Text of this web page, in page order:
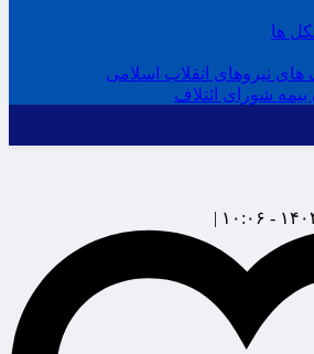
ها
های نیروهای انقلاب اسلامی
بیمه شورای ائتلاف